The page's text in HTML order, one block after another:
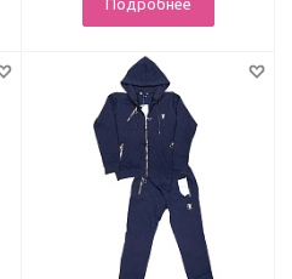
Подробнее